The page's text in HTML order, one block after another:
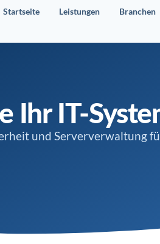
Startseite Leistungen Branchen
Ihr IT-
und Serververwaltung